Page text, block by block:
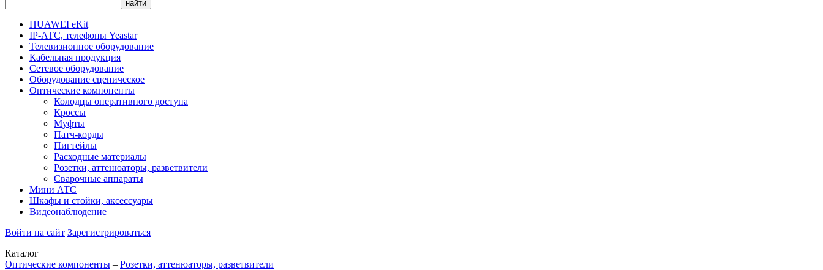
HUAWEI eKit
IP-АТС, телефоны Yeastar
Телевизионное оборудование
Кабельная продукция
Сетевое оборудование
Оборудование сценическое
Оптические компоненты
Колодцы оперативного доступа
Кроссы
Муфты
Патч-корды
Пигтейлы
Расходные материалы
Розетки, аттенюаторы, разветвители
Сварочные аппараты
Мини АТС
Шкафы и стойки, аксессуары
Видеонаблюдение
Войти на сайт Зарегистрироваться
Каталог
Оптические компоненты – Розетки, аттенюаторы, разветвители